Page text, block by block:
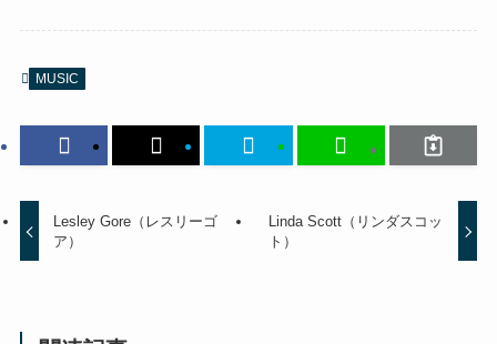
MUSIC
Lesley Gore（レスリーゴ
ア）
Linda Scott（リンダスコッ
ト）